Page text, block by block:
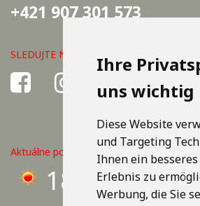
Ihre
uns wichtig
Diese Website
und Targeting
Ihnen ein
Erlebnis zu
Werbung, die Sie
+421 907 301 573
SLEDUJTE NÁS
Aktuálne počasie v Košiciach
18°C